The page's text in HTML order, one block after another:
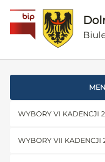
WYBORY VI KADENCJI
WYBORY VII KADENCJI